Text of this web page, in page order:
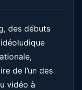
des débuts
de l’un des
vidéo à